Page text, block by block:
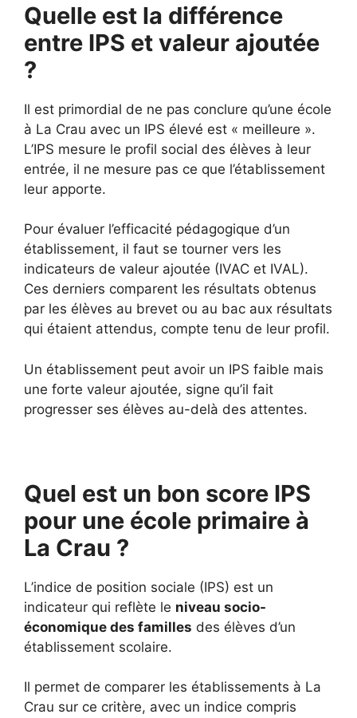
Quelle est la différence
entre IPS et valeur ajoutée
?
Il est primordial de ne pas conclure qu’une école
à La Crau avec un IPS élevé est « meilleure ».
L’IPS mesure le profil social des élèves à leur
entrée, il ne mesure pas ce que l’établissement
leur apporte.
Pour évaluer l’efficacité pédagogique d’un
établissement, il faut se tourner vers les
indicateurs de valeur ajoutée (IVAC et IVAL).
Ces derniers comparent les résultats obtenus
par les élèves au brevet ou au bac aux résultats
qui étaient attendus, compte tenu de leur profil.
Un établissement peut avoir un IPS faible mais
une forte valeur ajoutée, signe qu’il fait
progresser ses élèves au-delà des attentes.
Quel est un bon score IPS
pour une école primaire à
La Crau ?
L’indice de position sociale (IPS) est un
indicateur qui reflète le niveau socio-
économique des familles des élèves d’un
établissement scolaire.
Il permet de comparer les établissements à La
Crau sur ce critère, avec un indice compris